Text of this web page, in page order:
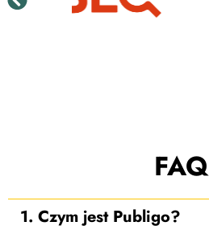
FAQ
1. Czym jest Publigo?